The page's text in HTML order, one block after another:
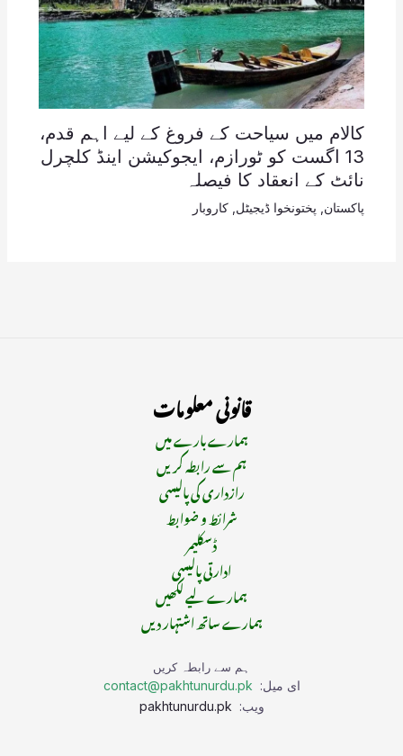
کالام میں سیاحت کے فروغ کے لیے اہم قدم،
13 اگست کو ٹورازم، ایجوکیشن اینڈ کلچرل
نائٹ کے انعقاد کا فیصلہ
پاکستان پختونخوا ڈیجیٹل کاروبار
قانونی معلومات
ہمارے بارے میں
ہم سے رابطہ کریں
رازداری کی پالیسی
شرائط و ضوابط
ڈسکلیمر
ادارتی پالیسی
ہمارے لیے لکھیں
ہمارے ساتھ اشتہار دیں
ہم سے رابطہ کریں
ای میل: contact@pakhtunurdu.pk
ویب: